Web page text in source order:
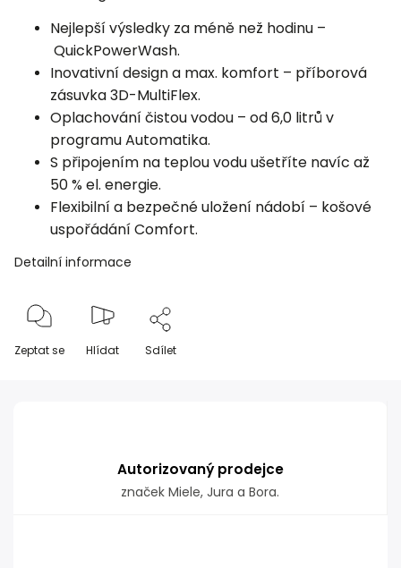
Nejlepší výsledky za méně než hodinu –
QuickPowerWash.
Inovativní design a max. komfort – příborová
zásuvka 3D-MultiFlex.
Oplachování čistou vodou – od 6,0 litrů v
programu Automatika.
S připojením na teplou vodu ušetříte navíc až
50 % el. energie.
Flexibilní a bezpečné uložení nádobí – košové
uspořádání Comfort.
Detailní informace
Zeptat se Hlídat Sdílet
Autorizovaný prodejce
značek Miele, Jura a Bora.